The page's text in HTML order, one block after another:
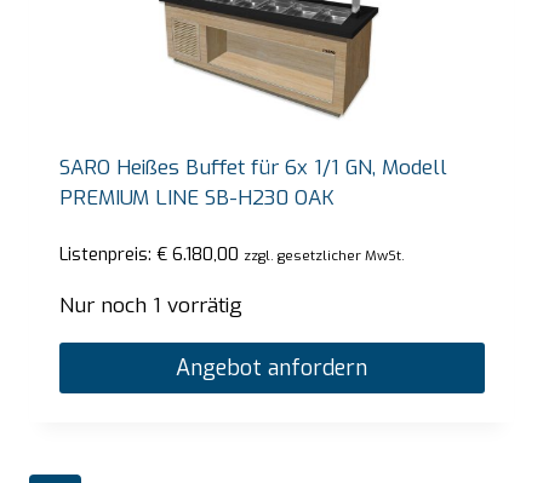
SARO Heißes Buffet für 6x 1/1 GN, Modell
PREMIUM LINE SB-H230 OAK
Listenpreis: €6.180,00 zzgl. gesetzlicher MwSt.
Nur noch 1 vorrätig
Angebot anfordern